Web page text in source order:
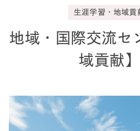
生涯学習・地域貢
地域・国際交流セ
域貢献】